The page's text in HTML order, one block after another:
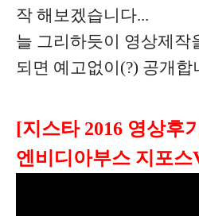
작 해보겠습니다...
늘 그리하듯이 영상제작
되면 예고없이(?) 공개합
[지스타 2016 영상후
엔비디아부스 지포